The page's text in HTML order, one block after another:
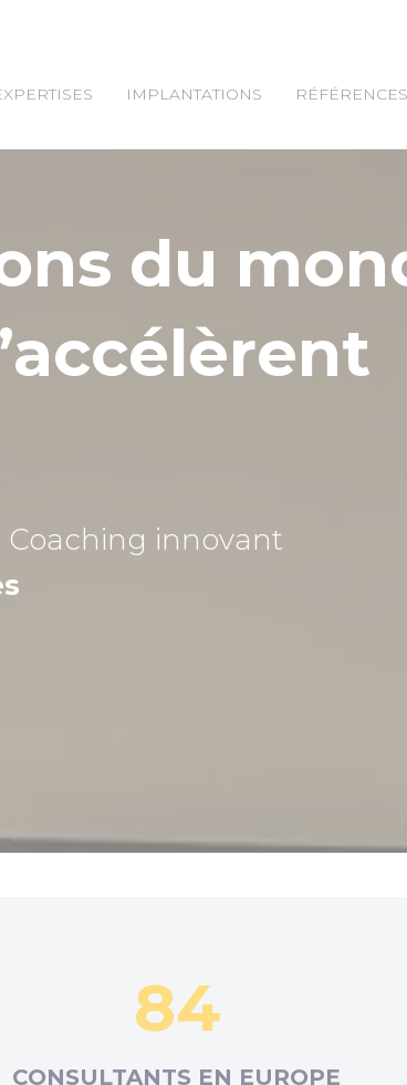
IMPLANTATIONS RÉFÉRENCES
du
Coaching innovant
84
CONSULTANTS EN EUROPE